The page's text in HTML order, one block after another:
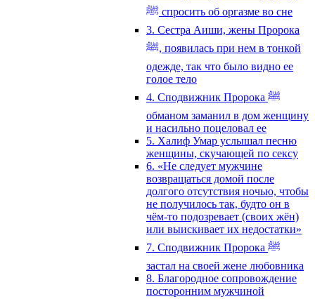
ﷺ спросить об оргазме во сне
3. Сестра Аиши, жены Пророка
ﷺ, появилась при нем в тонкой
одежде, так что было видно ее
голое тело
4. Сподвижник Пророка ﷺ
обманом заманил в дом женщину
и насильно поцеловал ее
5. Халиф Умар услышал песню
женщины, скучающей по сексу
6. «Не следует мужчине
возвращаться домой после
долгого отсутствия ночью, чтобы
не получилось так, будто он в
чём-то подозревает (своих жён)
или выискивает их недостатки»
7. Сподвижник Пророка ﷺ
застал на своей жене любовника
8. Благородное сопровождение
посторонним мужчиной